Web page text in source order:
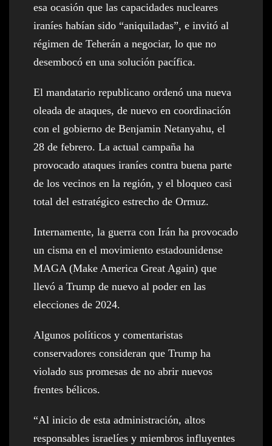
esa ocasión que las capacidades nucleares
iraníes habían sido “aniquiladas”, e invitó al
régimen de Teherán a negociar, lo que no
desembocó en una solución pacífica.
El mandatario republicano ordenó una nueva
oleada de ataques, de nuevo en coordinación
con el gobierno de Benjamin Netanyahu, el
28 de febrero. La actual campaña ha
provocado ataques iraníes contra buena parte
de los vecinos en la región, y el bloqueo casi
total del estratégico estrecho de Ormuz.
Internamente, la guerra con Irán ha provocado
un cisma en el movimiento estadounidense
MAGA (Make America Great Again) que
llevó a Trump de nuevo al poder en las
elecciones de 2024.
Algunos políticos y comentaristas
conservadores consideran que Trump ha
violado sus promesas de no abrir nuevos
frentes bélicos.
“Al inicio de esta administración, altos
responsables israelíes y miembros influyentes